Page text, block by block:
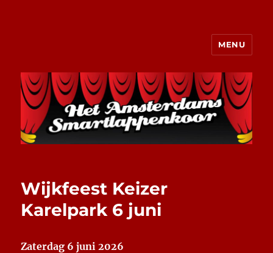
Het Amsterdams Smartlappenkoor
MENU
Wijkfeest Keizer
Karelpark 6 juni
Zaterdag 6 juni 2026